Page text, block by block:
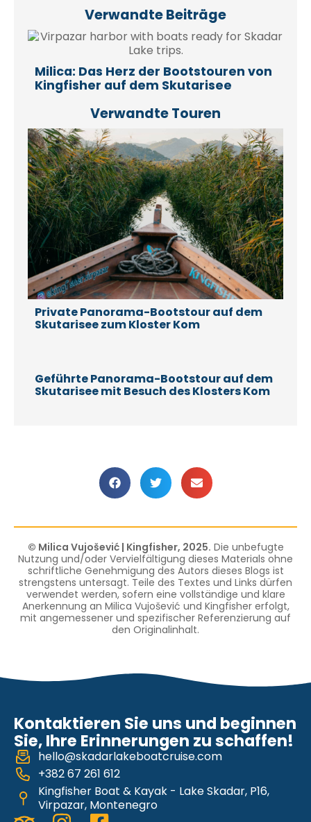
Verwandte Beiträge
Milica: Das Herz der Bootstouren von
Kingfisher auf dem Skutarisee
Verwandte Touren
Private Panorama-Bootstour auf dem
Skutarisee zum Kloster Kom
Geführte Panorama-Bootstour auf dem
Skutarisee mit Besuch des Klosters Kom
© Milica Vujošević | Kingfisher, 2025. Die unbefugte
Nutzung und/oder Vervielfältigung dieses Materials ohne
schriftliche Genehmigung des Autors dieses Blogs ist
strengstens untersagt. Teile des Textes und Links dürfen
verwendet werden, sofern eine vollständige und klare
Anerkennung an Milica Vujošević und Kingfisher erfolgt,
mit angemessener und spezifischer Referenzierung auf
den Originalinhalt.
Kontaktieren Sie uns und beginnen
Sie, Ihre Erinnerungen zu schaffen!
hello@skadarlakeboatcruise.com
+382 67 261 612
Kingfisher Boat & Kayak - Lake Skadar, P16,
Virpazar, Montenegro